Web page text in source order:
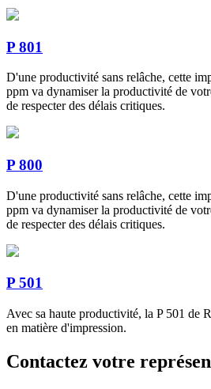
P 801
D'une productivité sans relâche, cette
ppm va dynamiser la productivité de
de respecter des délais critiques.
P 800
D'une productivité sans relâche, cette
ppm va dynamiser la productivité de
de respecter des délais critiques.
P 501
Avec sa haute productivité, la P 501 de
en matière d'impression.
Contactez votre